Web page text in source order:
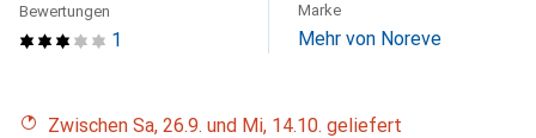
1
Bewertungen Marke
Mehr von Noreve
Zwischen Sa, 26.9. und Mi, 14.10. geliefert